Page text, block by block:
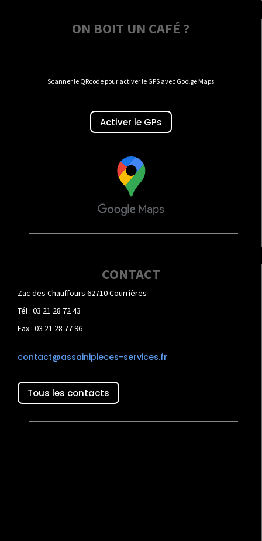
ON BOIT UN CAFÉ ?
Scanner le QRcode pour activer le GPS avec Goolge Maps
Activer le GPs
CONTACT
Zac des Chauffours 62710 Courrières
Tél : 03 21 28 72 43
Fax : 03 21 28 77 96
contact@assainipieces-services.fr
Tous les contacts